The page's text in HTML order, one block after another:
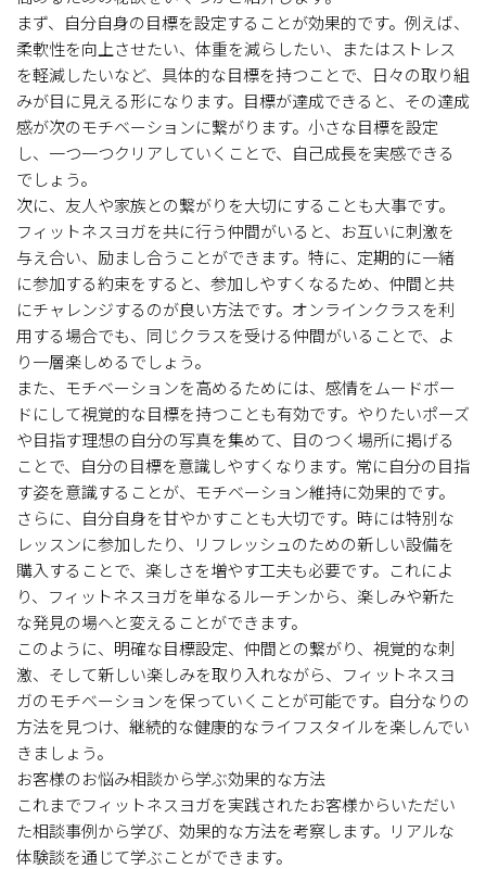
まず、自分自身の目標を設定することが効果的です。例えば、
柔軟性を向上させたい、体重を減らしたい、またはストレス
を軽減したいなど、具体的な目標を持つことで、日々の取り組
みが目に見える形になります。目標が達成できると、その達成
感が次のモチベーションに繋がります。小さな目標を設定
し、一つ一つクリアしていくことで、自己成長を実感できる
でしょう。
次に、友人や家族との繋がりを大切にすることも大事です。
フィットネスヨガを共に行う仲間がいると、お互いに刺激を
与え合い、励まし合うことができます。特に、定期的に一緒
に参加する約束をすると、参加しやすくなるため、仲間と共
にチャレンジするのが良い方法です。オンラインクラスを利
用する場合でも、同じクラスを受ける仲間がいることで、よ
り一層楽しめるでしょう。
また、モチベーションを高めるためには、感情をムードボー
ドにして視覚的な目標を持つことも有効です。やりたいポーズ
や目指す理想の自分の写真を集めて、目のつく場所に掲げる
ことで、自分の目標を意識しやすくなります。常に自分の目指
す姿を意識することが、モチベーション維持に効果的です。
さらに、自分自身を甘やかすことも大切です。時には特別な
レッスンに参加したり、リフレッシュのための新しい設備を
購入することで、楽しさを増やす工夫も必要です。これによ
り、フィットネスヨガを単なるルーチンから、楽しみや新た
な発見の場へと変えることができます。
このように、明確な目標設定、仲間との繋がり、視覚的な刺
激、そして新しい楽しみを取り入れながら、フィットネスヨ
ガのモチベーションを保っていくことが可能です。自分なりの
方法を見つけ、継続的な健康的なライフスタイルを楽しんでい
きましょう。
お客様のお悩み相談から学ぶ効果的な方法
これまでフィットネスヨガを実践されたお客様からいただい
た相談事例から学び、効果的な方法を考察します。リアルな
体験談を通じて学ぶことができます。